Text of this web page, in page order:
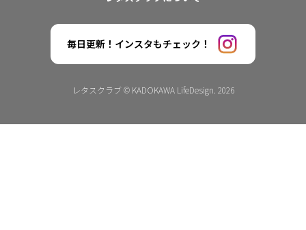
毎日更新！インスタもチェック！
レタスクラブ © KADOKAWA LifeDesign. 2026